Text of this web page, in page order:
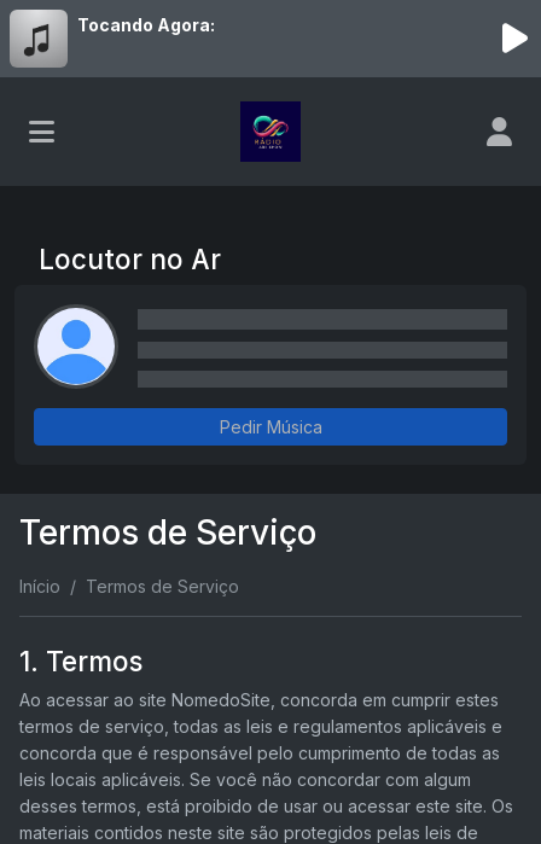
Tocando Agora:
Locutor no Ar
Pedir Música
Termos de Serviço
Início Termos de Serviço
1. Termos
Ao acessar ao site NomedoSite, concorda em cumprir estes
termos de serviço, todas as leis e regulamentos aplicáveis ​​e
concorda que é responsável pelo cumprimento de todas as
leis locais aplicáveis. Se você não concordar com algum
desses termos, está proibido de usar ou acessar este site. Os
materiais contidos neste site são protegidos pelas leis de